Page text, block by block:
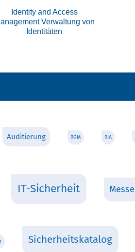
Identity and Access
Verwaltung von
Identitäten
Auditierung BGM BIA
IT-Sicherheit
Sicherheitskatalog